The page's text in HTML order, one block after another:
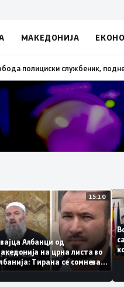
МАКЕДОНИЈА
во виничко, запалена
15:10
Двајца Албанци од
Македонија на црна листа во
Албанија: Тирана се сомнева
дека работеле за
терористички организации